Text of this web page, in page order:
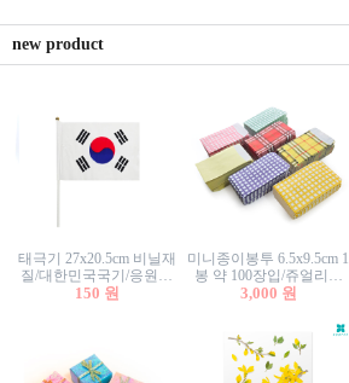
new product
태극기 27x20.5cm 비닐재
질/대한민국국기/응원깃
발/행사깃발
150 원
미니종이봉투 6.5x9.5cm 1
봉 약 100장입/쥬얼리봉
투/증명사진봉투/악세사
3,000 원